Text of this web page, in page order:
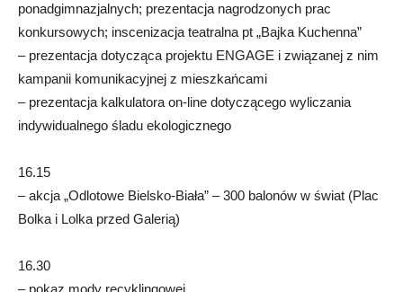
ponadgimnazjalnych; prezentacja nagrodzonych prac
konkursowych; inscenizacja teatralna pt „Bajka Kuchenna”
– prezentacja dotycząca projektu ENGAGE i związanej z nim
kampanii komunikacyjnej z mieszkańcami
– prezentacja kalkulatora on-line dotyczącego wyliczania
indywidualnego śladu ekologicznego
16.15
– akcja „Odlotowe Bielsko-Biała” – 300 balonów w świat (Plac
Bolka i Lolka przed Galerią)
16.30